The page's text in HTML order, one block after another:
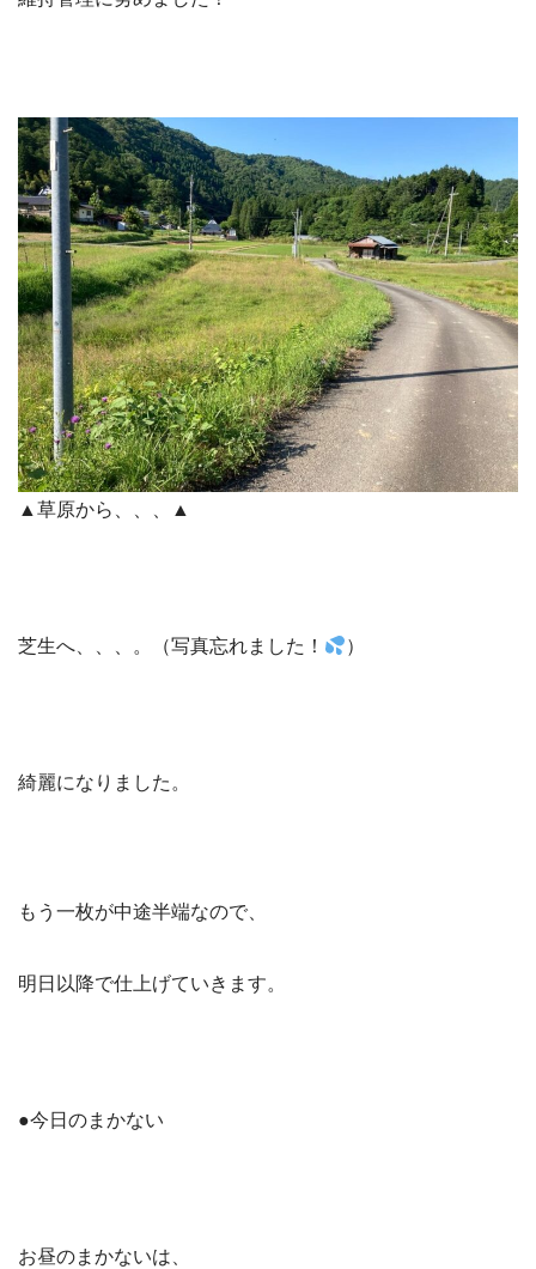
▲草原から、、、▲
芝生へ、、、。（写真忘れました！ ）
綺麗になりました。
もう一枚が中途半端なので、
明日以降で仕上げていきます。
●今日のまかない
お昼のまかないは、